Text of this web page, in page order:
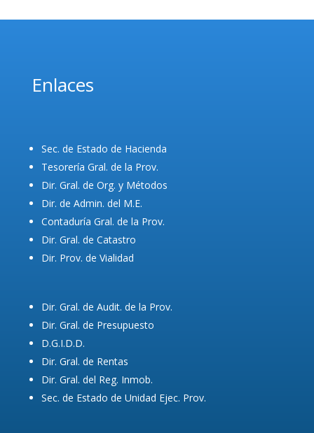
Enlaces
Sec. de Estado de Hacienda
Tesorería Gral. de la Prov.
Dir. Gral. de Org. y Métodos
Dir. de Admin. del M.E.
Contaduría Gral. de la Prov.
Dir. Gral. de Catastro
Dir. Prov. de Vialidad
Dir. Gral. de Audit. de la Prov.
Dir. Gral. de Presupuesto
D.G.I.D.D.
Dir. Gral. de Rentas
Dir. Gral. del Reg. Inmob.
Sec. de Estado de Unidad Ejec. Prov.